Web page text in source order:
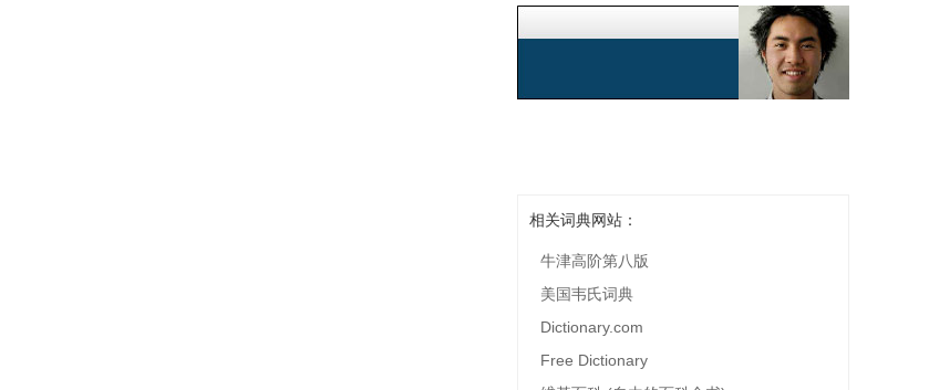
相关词典网站：
牛津高阶第八版
美国韦氏词典
Dictionary.com
Free Dictionary